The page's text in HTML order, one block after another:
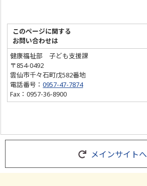
このページに関する
お問い合わせは
健康福祉部 子ども支援課
〒854-0492
雲仙市千々石町戊582番地
電話番号：0957-47-7874
Fax：0957-36-8900
メインサイトへ